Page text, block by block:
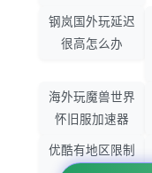
钢岚国外玩延迟
很高怎么办
海外玩魔兽世界
怀旧服加速器
优酷有地区限制